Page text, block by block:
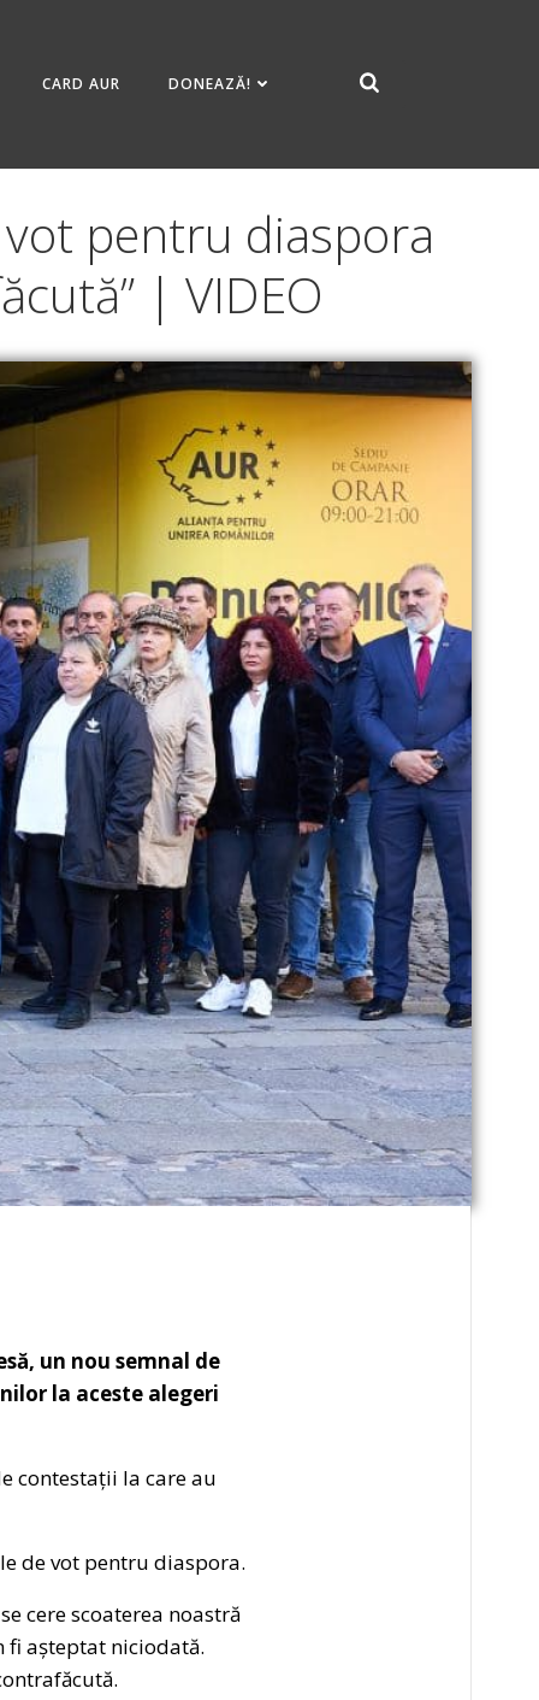
CARD AUR DONEAZĂ!
vot pentru diaspora
| VIDEO
un nou semnal de
la aceste alegeri
contestații la care au
de vot pentru diaspora.
cere scoaterea noastră
fi așteptat niciodată.